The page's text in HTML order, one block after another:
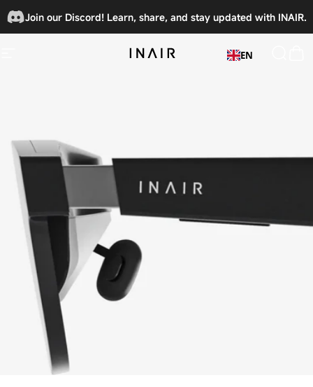
Direkt zum Inhalt
Join our Discord! Learn, share, and stay updated with INAIR.
INAIRSPACE EN